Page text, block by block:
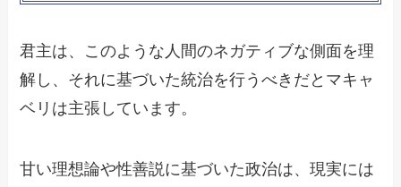
君主は、このような人間のネガティブな側面を理
解し、それに基づいた統治を行うべきだとマキャ
ベリは主張しています。
甘い理想論や性善説に基づいた政治は、現実には